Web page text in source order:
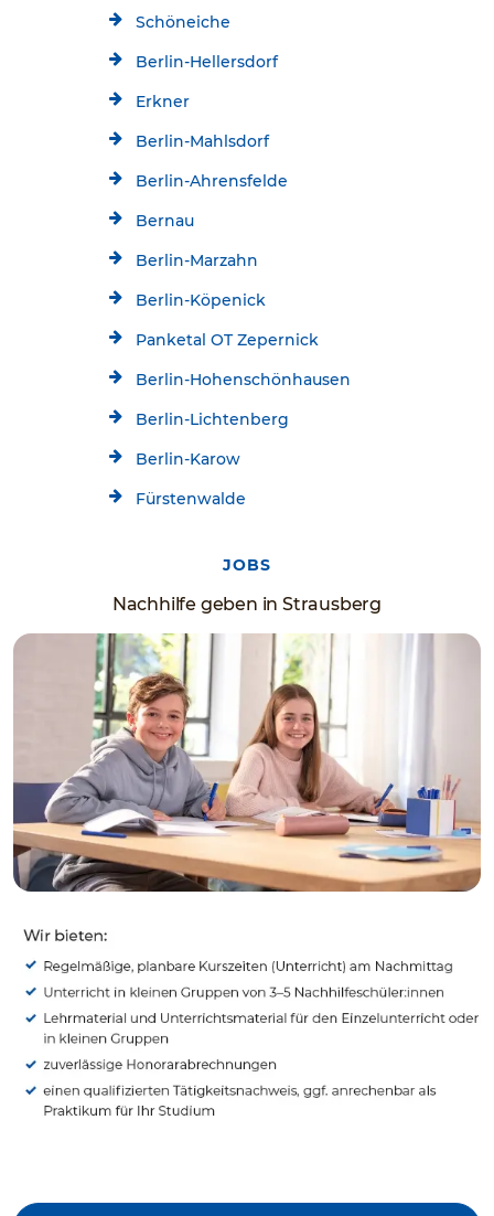
Schöneiche
Berlin-Hellersdorf
Erkner
Berlin-Mahlsdorf
Berlin-Ahrensfelde
Bernau
Berlin-Marzahn
Berlin-Köpenick
Panketal OT Zepernick
Berlin-Hohenschönhausen
Berlin-Lichtenberg
Berlin-Karow
Fürstenwalde
JOBS
Nachhilfe geben in Strausberg